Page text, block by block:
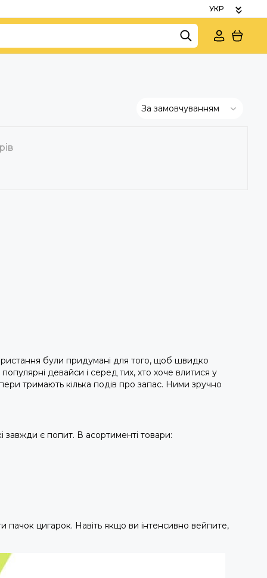
За замовчуванням
були придумані для того, щоб швидко
девайси і серед тих, хто хоче влитися у
тримають кілька подів про запас. Ними зручно
завжди є попит. В асортименті товари:
пачок цигарок. Навіть якщо ви інтенсивно вейпите,